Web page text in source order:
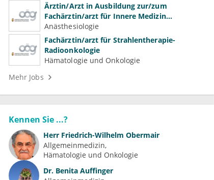
Ärztin/Arzt in Ausbildung zur/zum
Fachärztin/arzt für Innere Medizin
(Kardiologie, Nephrologie, Intensivmedizin)
Anästhesiologie
Fachärztin/arzt für Strahlentherapie-
Radioonkologie
Hämatologie und Onkologie
Mehr Jobs
Kennen Sie ...?
Herr Friedrich-Wilhelm Obermair
Allgemeinmedizin
Hämatologie und Onkologie
Dr. Benita Auffinger